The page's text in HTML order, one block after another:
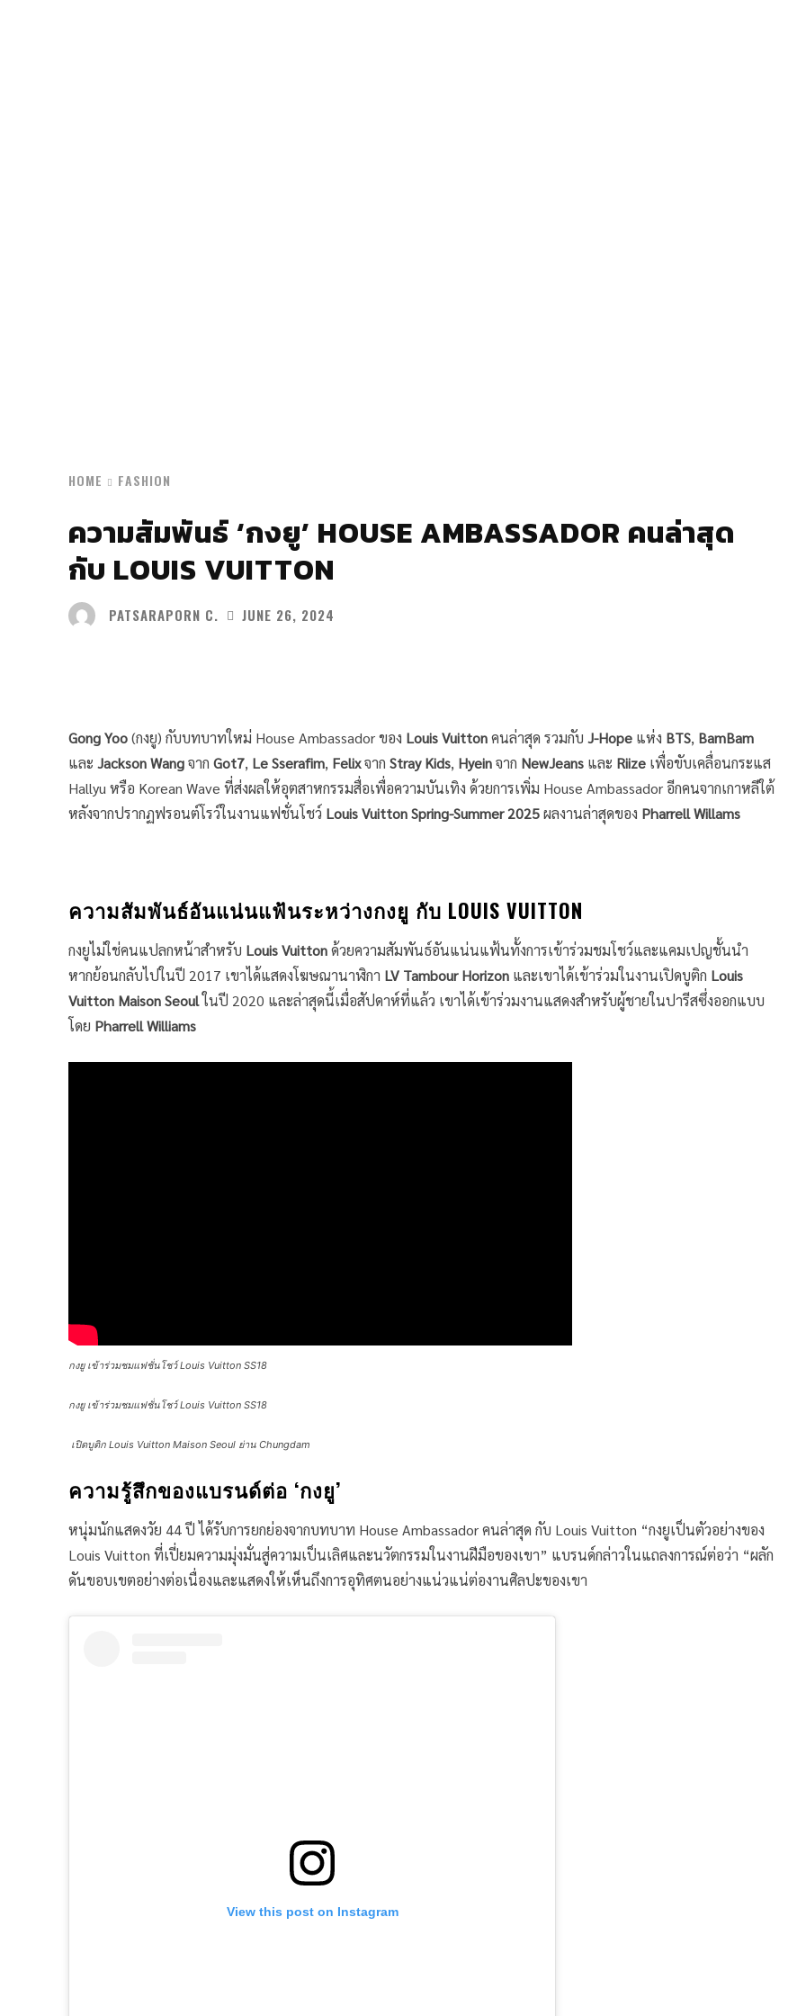
HOME FASHION
ความสัมพันธ์ ‘กงยู’ HOUSE AMBASSADOR คนล่าสุด
กับ LOUIS VUITTON
PATSARAPORN C. JUNE 26, 2024
Gong Yoo(กงยู) กับบทบาทใหม่ House Ambassador ของ Louis Vuittonคนล่าสุด รวมกับ J-Hope แห่ง BTS, BamBam
และ Jackson Wangจาก Got7, Le Sserafim, Felixจาก Stray Kids, Hyeinจาก NewJeans และ Riize เพื่อขับเคลื่อนกระแส
Hallyu หรือ Korean Wave ที่ส่งผลให้อุตสาหกรรมสื่อเพื่อความบันเทิง ด้วยการเพิ่ม House Ambassador อีกคนจากเกาหลีใต้
หลังจากปรากฏฟรอนต์โรว์ในงานแฟชั่นโชว์ Louis Vuitton Spring-Summer 2025ผลงานล่าสุดของ Pharrell Willams
ความสัมพันธ์อันแน่นแฟ้นระหว่างกงยู กับ LOUIS VUITTON
กงยูไม่ใช่คนแปลกหน้าสำหรับ Louis Vuittonด้วยความสัมพันธ์อันแน่นแฟ้นทั้งการเข้าร่วมชมโชว์และแคมเปญชั้นนำ
หากย้อนกลับไปในปี 2017 เขาได้แสดงโฆษณานาฬิกา LV Tambour Horizon และเขาได้เข้าร่วมในงานเปิดบูติก Louis
Vuitton Maison Seoulในปี 2020 และล่าสุดนี้เมื่อสัปดาห์ที่แล้ว เขาได้เข้าร่วมงานแสดงสำหรับผู้ชายในปารีสซึ่งออกแบบ
โดย Pharrell Williams
กงยู เข้าร่วมชมแฟชั่นโชว์ Louis Vuitton SS18
กงยู เข้าร่วมชมแฟชั่นโชว์ Louis Vuitton SS18
เปิดบูติก Louis Vuitton Maison Seoul ย่าน Chungdam
ความรู้สึกของแบรนด์ต่อ ‘กงยู’
หนุ่มนักแสดงวัย 44 ปี ได้รับการยกย่องจากบทบาท House Ambassador คนล่าสุด กับ Louis Vuitton “กงยูเป็นตัวอย่างของ
Louis Vuitton ที่เปี่ยมความมุ่งมั่นสู่ความเป็นเลิศและนวัตกรรมในงานฝีมือของเขา” แบรนด์กล่าวในแถลงการณ์ต่อว่า “ผลัก
ดันขอบเขตอย่างต่อเนื่องและแสดงให้เห็นถึงการอุทิศตนอย่างแน่วแน่ต่องานศิลปะของเขา
View this post on Instagram